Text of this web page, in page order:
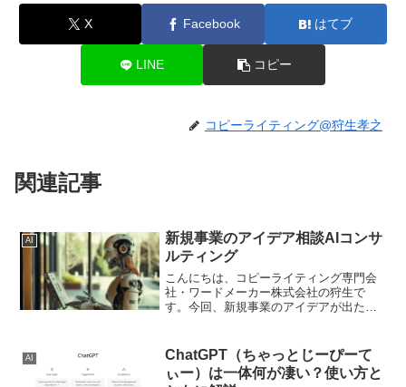
X Facebook はてブ
LINE コピー
コピーライティング@狩生孝之
関連記事
AI
新規事業のアイデア相談AIコンサ
ルティング
こんにちは、コピーライティング専門会
社・ワードメーカー株式会社の狩生で
す。今回、新規事業のアイデアが出たと
ときっていうのは興奮した状態になって
いますが、視野が狭くなっ...
AI
ChatGPT（ちゃっとじーぴーて
ぃー）は一体何が凄い？使い方と